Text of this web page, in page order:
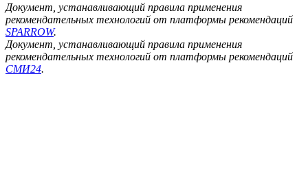
Документ, устанавливающий правила применения
рекомендательных технологий от платформы рекомендаций
SPARROW.
Документ, устанавливающий правила применения
рекомендательных технологий от платформы рекомендаций
СМИ24.